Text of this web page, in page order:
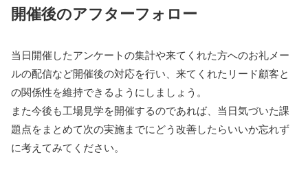
開催後のアフターフォロー
当日開催したアンケートの集計や来てくれた方へのお礼メー
ルの配信など開催後の対応を行い、来てくれたリード顧客と
の関係性を維持できるようにしましょう。
また今後も工場見学を開催するのであれば、当日気づいた課
題点をまとめて次の実施までにどう改善したらいいか忘れず
に考えてみてください。